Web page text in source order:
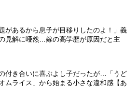
題があるから息子が目移りしたのよ！」義
見解に唖然…嫁の高学歴が原因だと主
付き合いに喜ぶよし子だったが…「うど
ムライス」から始まる小さな違和感【あ